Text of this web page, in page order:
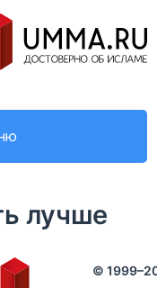
лучше
© 1999–